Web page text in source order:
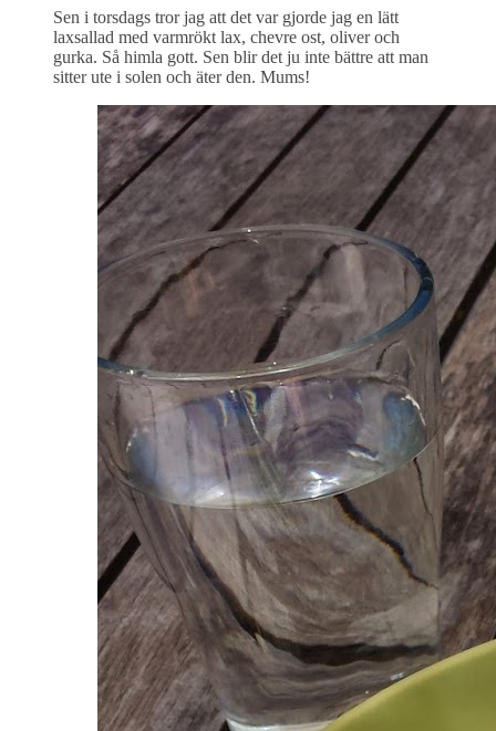
Sen i torsdags tror jag att det var gjorde jag en lätt
laxsallad med varmrökt lax, chevre ost, oliver och
gurka. Så himla gott. Sen blir det ju inte bättre att man
sitter ute i solen och äter den. Mums!